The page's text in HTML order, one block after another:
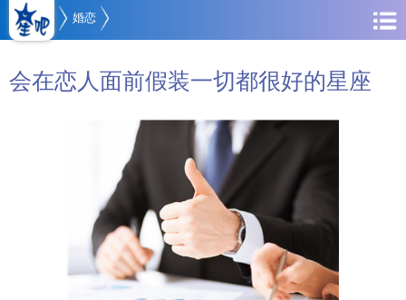
婚恋
会在恋人面前假装一切都很好的星座